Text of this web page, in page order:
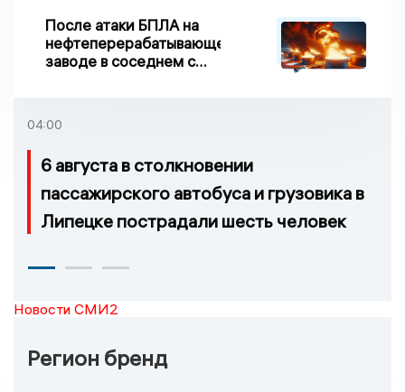
После атаки БПЛА на
нефтеперерабатывающем
заводе в соседнем с
04:00
6 августа в столкновении
пассажирского автобуса и грузовика в
Липецке пострадали шесть человек
Новости СМИ2
Регион бренд